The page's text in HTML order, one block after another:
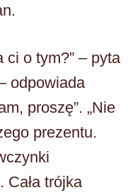
ci o tym?” – pyta
odpowiada
proszę”. „Nie
prezentu.
Cała trójka